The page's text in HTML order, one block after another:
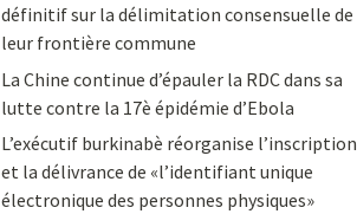
définitif sur la délimitation consensuelle de
leur frontière commune
La Chine continue d’épauler la RDC dans sa
lutte contre la 17è épidémie d’Ebola
L’exécutif burkinabè réorganise l’inscription
et la délivrance de «l’identifiant unique
électronique des personnes physiques»